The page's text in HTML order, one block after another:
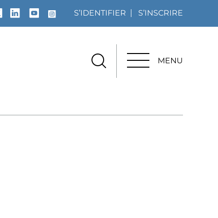
S’IDENTIFIER S’INSCRIRE
MENU